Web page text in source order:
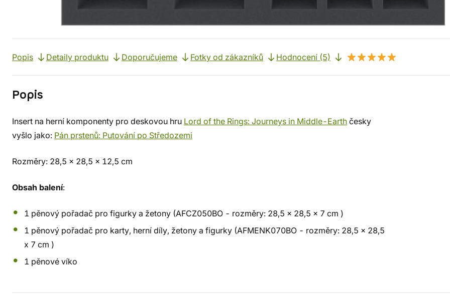
Popis Detaily produktu Doporučujeme Fotky od zákazníků Hodnocení (5)
Popis
Insert na herní komponenty pro deskovou hru Lord of the Rings: Journeys in Middle-Earth česky
vyšlo jako: Pán prstenů: Putování po Středozemi
Rozměry: 28,5 x 28,5 x 12,5 cm
Obsah balení:
1 pěnový pořadač pro figurky a žetony (AFCZ050BO - rozměry: 28,5 x 28,5 x 7 cm )
1 pěnový pořadač pro karty, herní díly, žetony a figurky (AFMENK070BO - rozměry: 28,5 x 28,5
x 7 cm )
1 pěnové víko